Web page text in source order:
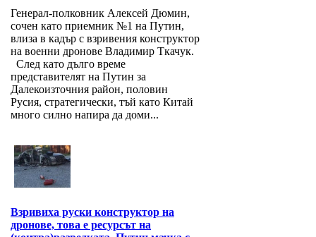
Генерал-полковник Алексей Дюмин,
сочен като приемник №1 на Путин,
влиза в кадър с взривения конструктор
на военни дронове Владимир Ткачук.
След като дълго време
представителят на Путин за
Далекоизточния район, половин
Русия, стратегически, тъй като Китай
много силно напира да доми...
Взривиха руски конструктор на
дронове, това е ресурсът на